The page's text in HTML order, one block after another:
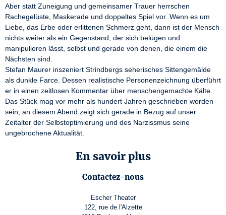
Aber statt Zuneigung und gemeinsamer Trauer herrschen
Rachegelüste, Maskerade und doppeltes Spiel vor. Wenn es um
Liebe, das Erbe oder erlittenen Schmerz geht, dann ist der Mensch
nichts weiter als ein Gegenstand, der sich belügen und
manipulieren lässt, selbst und gerade von denen, die einem die
Nächsten sind.
Stefan Maurer inszeniert Strindbergs seherisches Sittengemälde
als dunkle Farce. Dessen realistische Personenzeichnung überführt
er in einen zeitlosen Kommentar über menschengemachte Kälte.
Das Stück mag vor mehr als hundert Jahren geschrieben worden
sein; an diesem Abend zeigt sich gerade in Bezug auf unser
Zeitalter der Selbstoptimierung und des Narzissmus seine
ungebrochene Aktualität.
En savoir plus
Contactez-nous
Escher Theater
122, rue de l'Alzette